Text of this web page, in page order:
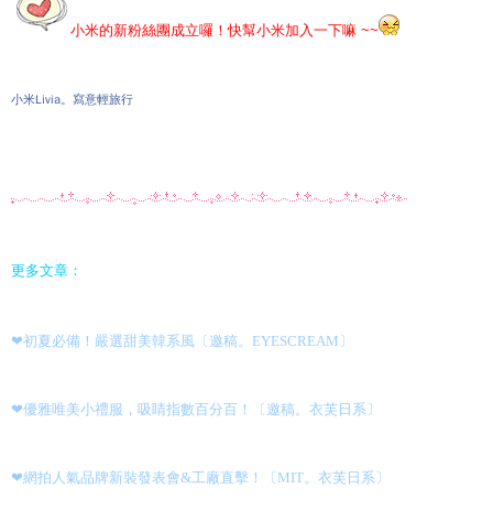
小米的新粉絲團成立囉！快幫小米加入一下嘛 ~~
小米Livia。寫意輕旅行
更多文章：
❤初夏必備！嚴選甜美韓系風〔邀稿。EYESCREAM〕
❤優雅唯美小禮服，吸睛指數百分百！〔邀稿。衣芙日系〕
❤網拍人氣品牌新裝發表會&工廠直擊！〔MIT。衣芙日系〕